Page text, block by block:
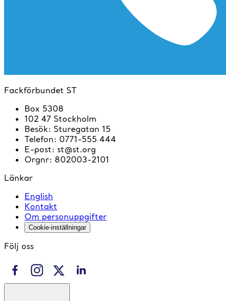
Fackförbundet ST
Box 5308
102 47 Stockholm
Besök: Sturegatan 15
Telefon: 0771-555 444
E-post: st@st.org
Orgnr: 802003-2101
Länkar
English
Kontakt
Om personuppgifter
Cookie-inställningar
Följ oss